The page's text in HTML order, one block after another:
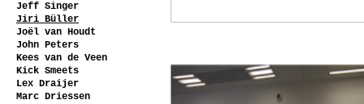
Jeff Singer
Jiri Büller
Joël van Houdt
John Peters
Kees van de Veen
Kick Smeets
Lex Draijer
Marc Driessen